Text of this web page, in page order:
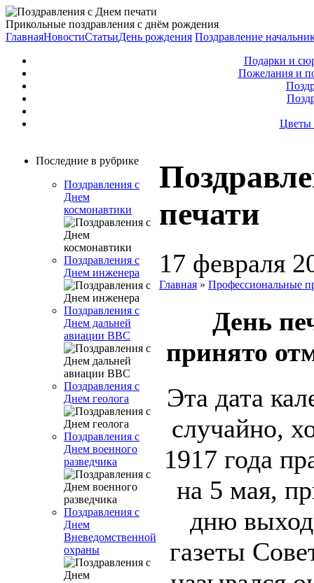
Прикольные поздравления с днём рождения
ГлавнаяНовостиСтатьиДень рождения Поздравление
Подарки и
Пожелания и
Цветы
Последние в рубрике
Поздравления с
Днем
космонавтики
Поздравления с
Днем инженера
Поздравления с
Днем дальней
авиации ВВС
Поздравления с
Днем геолога
Поздравления с
Днем военного
разведчика
Поздравления с
Днем
Вневедомственной
охраны
печати
17 февраля
Главная » Профессиональные
День
принято
Эта дата
случайно,
1917 года
на 5 мая,
дню
газеты